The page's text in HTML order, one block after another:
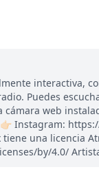
interactiva,
Puedes
web
Instagram:
una licencia
by/4.0/